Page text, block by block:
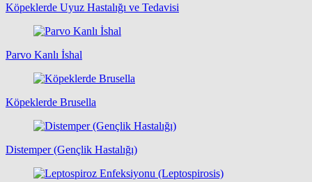
Köpeklerde Uyuz Hastalığı ve Tedavisi
Parvo Kanlı İshal
Köpeklerde Brusella
Distemper (Gençlik Hastalığı)